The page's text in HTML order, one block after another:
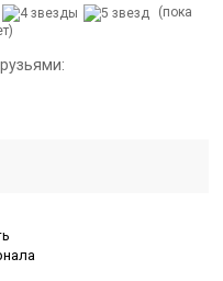
(пока